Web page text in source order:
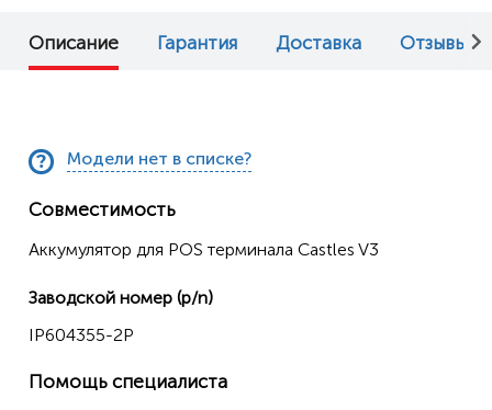
Описание Гарантия Доставка Отзывы (0)
Модели нет в списке?
Совместимость
Аккумулятор для POS терминала Castles V3
Заводской номер (p/n)
IP604355-2P
Помощь специалиста